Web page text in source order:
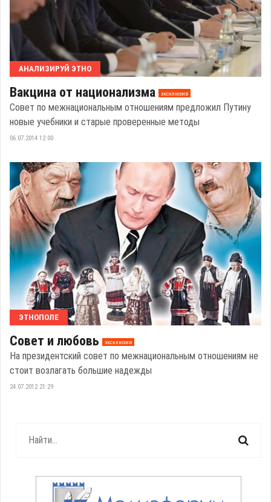
АНАЛИЗИРУЙ ЭТНО
Вакцина от национализма эксклюзив
Совет по межнациональным отношениям предложил Путину
новые учебники и старые проверенные методы
06.07.2014 12:00
ЭТНОПОЛЕ
Совет и любовь эксклюзив
На президентский совет по межнациональным отношениям не
стоит возлагать большие надежды
24.07.2012 21:29